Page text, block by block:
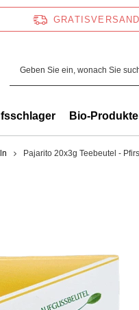
GRATISVERSAND
Bio-Produkte
Pajarito 20x3g Teebeutel -